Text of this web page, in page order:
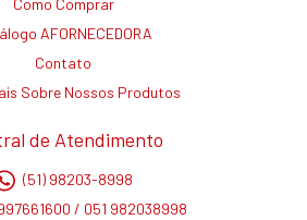
AFORNECEDORA
Contato
Sobre Nossos Produtos
de Atendimento
(51) 98203-8998
/ 051 982038998